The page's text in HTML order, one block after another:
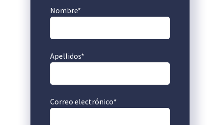
Nombre*
Apellidos*
Correo electrónico*